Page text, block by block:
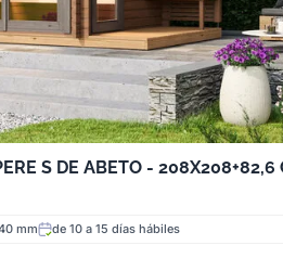
pueden ser
opciones.
Mantenimiento
Exterior
Para mantener
perfectas
prolongar su
cuidados
S DE ABETO - 208X208+82,6
mm de 10 a 15 días hábiles